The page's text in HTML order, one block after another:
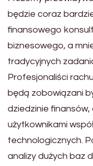
będzie coraz
finansowego
biznesowego, a
tradycyjnych
Profesjonaliści
będą zobowiązani
dziedzinie finansów,
użytkownikami
technologicznych.
analizy dużych baz